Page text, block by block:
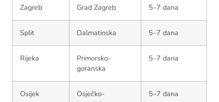
Zagreb Grad Zagreb 5–7 dana
Split Dalmatinska 5–7 dana
Rijeka
Primorsko-
goranska
5–7 dana
Osijek
Osječko-
5–7 dana